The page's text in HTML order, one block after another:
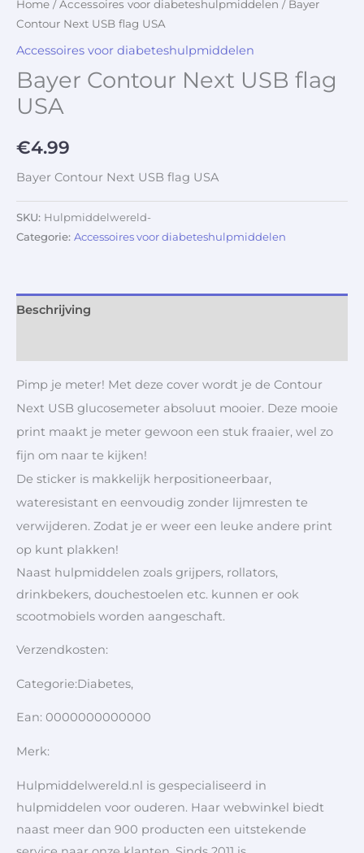
Home /Accessoires voor diabeteshulpmiddelen / Bayer
Contour Next USB flag USA
Accessoires voor diabeteshulpmiddelen
Bayer Contour Next USB flag
USA
€4.99
Bayer Contour Next USB flag USA
SKU: Hulpmiddelwereld-
Categorie: Accessoires voor diabeteshulpmiddelen
Beschrijving
Pimp je meter! Met deze cover wordt je de Contour
Next USB glucosemeter absoluut mooier. Deze mooie
print maakt je meter gewoon een stuk fraaier, wel zo
fijn om naar te kijken!
De sticker is makkelijk herpositioneerbaar,
wateresistant en eenvoudig zonder lijmresten te
verwijderen. Zodat je er weer een leuke andere print
op kunt plakken!
Naast hulpmiddelen zoals grijpers, rollators,
drinkbekers, douchestoelen etc. kunnen er ook
scootmobiels worden aangeschaft.
Verzendkosten:
Categorie:Diabetes,
Ean: 0000000000000
Merk:
Hulpmiddelwereld.nl is gespecialiseerd in
hulpmiddelen voor ouderen. Haar webwinkel biedt
naast meer dan 900 producten een uitstekende